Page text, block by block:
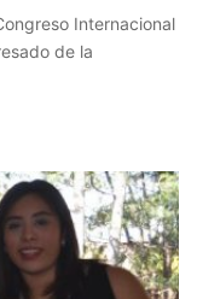
Internacional
de la